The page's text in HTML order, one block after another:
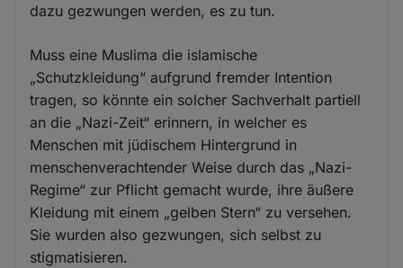
dazu gezwungen werden, es zu tun.
Muss eine Muslima die islamische
„Schutzkleidung“ aufgrund fremder Intention
tragen, so könnte ein solcher Sachverhalt partiell
an die „Nazi-Zeit“ erinnern, in welcher es
Menschen mit jüdischem Hintergrund in
menschenverachtender Weise durch das „Nazi-
Regime“ zur Pflicht gemacht wurde, ihre äußere
Kleidung mit einem „gelben Stern“ zu versehen.
Sie wurden also gezwungen, sich selbst zu
stigmatisieren.